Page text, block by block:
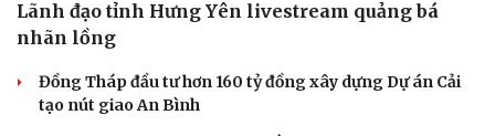
Lãnh đạo tỉnh Hưng Yên livestream quảng bá
nhãn lồng
Đồng Tháp đầu tư hơn 160 tỷ đồng xây dựng Dự án Cải
tạo nút giao An Bình